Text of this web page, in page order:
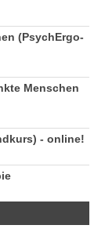
(PsychErgo-
Menschen
- online!